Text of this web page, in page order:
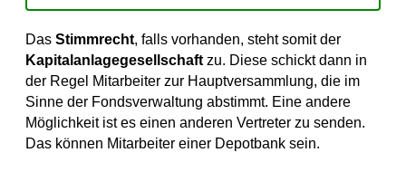
Das Stimmrecht, falls vorhanden, steht somit der
Kapitalanlagegesellschaft zu. Diese schickt dann in
der Regel Mitarbeiter zur Hauptversammlung, die im
Sinne der Fondsverwaltung abstimmt. Eine andere
Möglichkeit ist es einen anderen Vertreter zu senden.
Das können Mitarbeiter einer Depotbank sein.